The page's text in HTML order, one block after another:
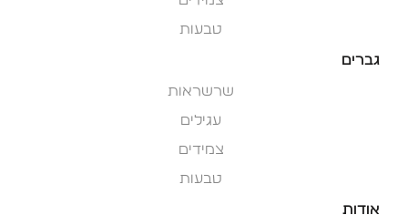
טבעות
גברים
שרשראות
עגילים
צמידים
טבעות
אודות